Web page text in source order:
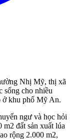
Nhị Mỹ, thị xã
sống cho nhiều
ở khu phố Mỹ An.
ngư và học hỏi
đất sản xuất lúa
rộng 2.000 m2,